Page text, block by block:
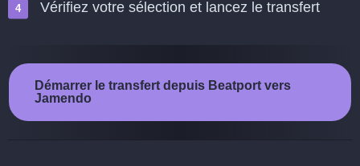
Vérifiez votre sélection et lancez le transfert
Démarrer le transfert depuis Beatport vers
Jamendo